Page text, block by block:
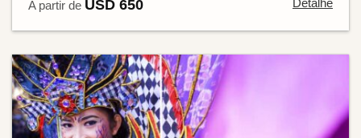
A partir de USD 650 Detalhe